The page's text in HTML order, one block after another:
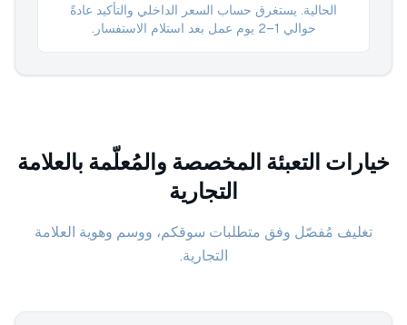
الحالية. يستغرق حساب السعر الداخلي والتأكيد عادةً
حوالي 1–2 يوم عمل بعد استلام الاستفسار.
خيارات التعبئة المخصصة والمُعلّمة بالعلامة
التجارية
تغليف مُفصّل وفق متطلبات سوقكم، ووسم وهوية العلامة
التجارية.